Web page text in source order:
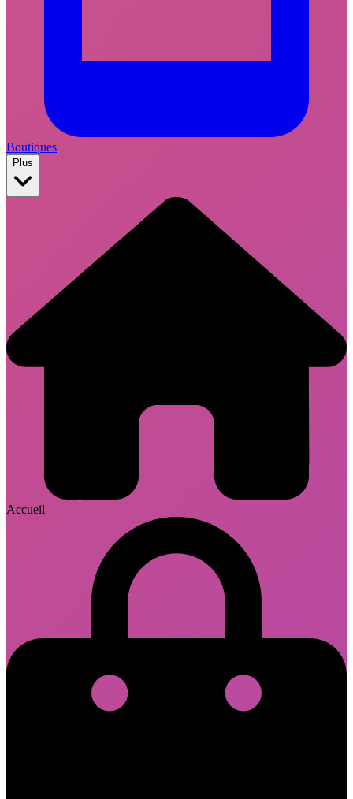
Boutiques
Plus
Accueil